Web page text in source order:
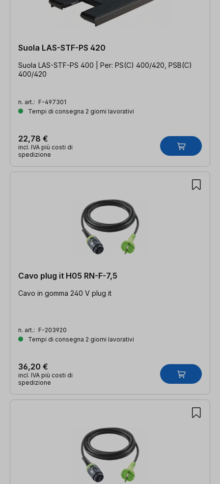
Suola LAS-STF-PS 420
Suola LAS-STF-PS 400 | Per: PS(C) 400/420, PSB(C)
400/420
n. art.: F-497301
Tempi di consegna 2 giorni lavorativi
22,78 €
incl. IVA più costi di
spedizione
Cavo plug it H05 RN-F-7,5
Cavo in gomma 240 V plug it
n. art.: F-203920
Tempi di consegna 2 giorni lavorativi
36,20 €
incl. IVA più costi di
spedizione